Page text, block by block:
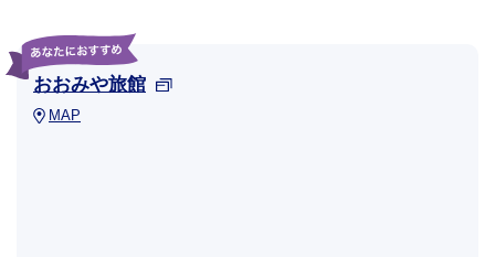
おおみや旅館
MAP